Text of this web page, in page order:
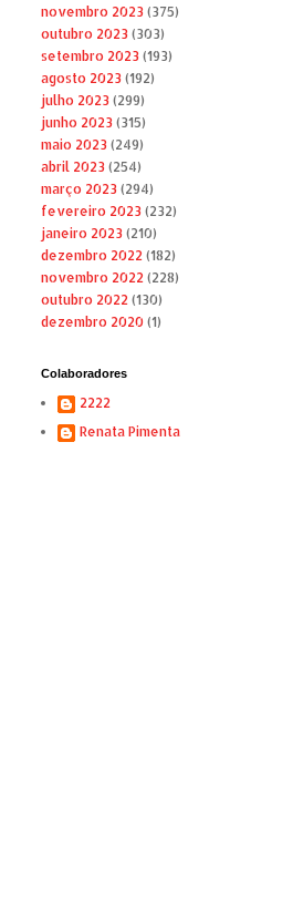
novembro 2023(375)
outubro 2023(303)
setembro 2023(193)
agosto 2023(192)
julho 2023(299)
junho 2023(315)
maio 2023(249)
abril 2023(254)
março 2023(294)
fevereiro 2023(232)
janeiro 2023(210)
dezembro 2022(182)
novembro 2022(228)
outubro 2022(130)
dezembro 2020(1)
Colaboradores
2222
Renata Pimenta